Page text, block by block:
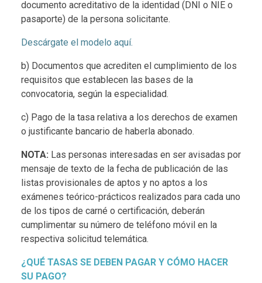
documento acreditativo de la identidad (DNI o NIE o
pasaporte) de la persona solicitante.
Descárgate el modelo aquí.
b) Documentos que acrediten el cumplimiento de los
requisitos que establecen las bases de la
convocatoria, según la especialidad.
c) Pago de la tasa relativa a los derechos de examen
o justificante bancario de haberla abonado.
NOTA: Las personas interesadas en ser avisadas por
mensaje de texto de la fecha de publicación de las
listas provisionales de aptos y no aptos a los
exámenes teórico-prácticos realizados para cada uno
de los tipos de carné o certificación, deberán
cumplimentar su número de teléfono móvil en la
respectiva solicitud telemática.
¿QUÉ TASAS SE DEBEN PAGAR Y CÓMO HACER
SU PAGO?